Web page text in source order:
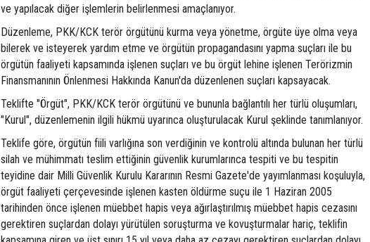
ve yapılacak diğer işlemlerin belirlenmesi amaçlanıyor.
Düzenleme, PKK/KCK terör örgütünü kurma veya yönetme, örgüte üye olma veya
bilerek ve isteyerek yardım etme ve örgütün propagandasını yapma suçları ile bu
örgütün faaliyeti kapsamında işlenen suçları ve bu örgüt lehine işlenen Terörizmin
Finansmanının Önlenmesi Hakkında Kanun'da düzenlenen suçları kapsayacak.
Teklifte "Örgüt", PKK/KCK terör örgütünü ve bununla bağlantılı her türlü oluşumları,
"Kurul", düzenlemenin ilgili hükmü uyarınca oluşturulacak Kurul şeklinde tanımlanıyor.
Teklife göre, örgütün fiili varlığına son verdiğinin ve kontrolü altında bulunan her türlü
silah ve mühimmatı teslim ettiğinin güvenlik kurumlarınca tespiti ve bu tespitin
teyidine dair Milli Güvenlik Kurulu Kararının Resmi Gazete'de yayımlanması koşuluyla,
örgüt faaliyeti çerçevesinde işlenen kasten öldürme suçu ile 1 Haziran 2005
tarihinden önce işlenen müebbet hapis veya ağırlaştırılmış müebbet hapis cezasını
gerektiren suçlardan dolayı yürütülen soruşturma ve kovuşturmalar hariç, teklifin